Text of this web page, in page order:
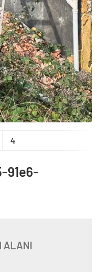
4
91e6-
ALANI